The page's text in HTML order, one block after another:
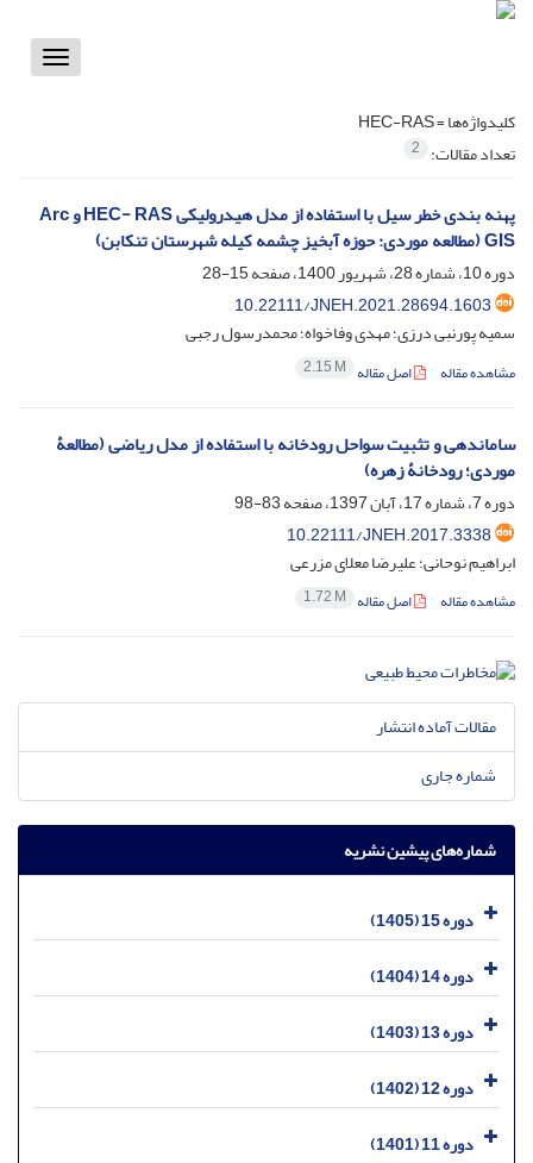
Toggle
کلیدواژه‌ها =HEC-RAS
تعداد مقالات: 2
پهنه بندی خطر سیل با استفاده از مدل هیدرولیکی HEC- RAS و Arc
GIS (مطالعه موردی: حوزه آبخیز چشمه کیله شهرستان تنکابن)
دوره 10، شماره 28، شهریور 1400، صفحه
15-28
10.22111/JNEH.2021.28694.1603
سمیه پورنبی درزی؛ مهدی وفاخواه؛ محمدرسول رجبی
مشاهده مقاله اصل مقاله 2.15 M
ساماندهی و تثبیت سواحل رودخانه با استفاده از مدل ریاضی (مطالعۀ
موردی؛ رودخانۀ زهره)
دوره 7، شماره 17، آبان 1397، صفحه
83-98
10.22111/JNEH.2017.3338
ابراهیم نوحانی؛ علیرضا معلای مزرعی
مشاهده مقاله اصل مقاله 1.72 M
مقالات آماده انتشار
شماره جاری
شماره‌های پیشین نشریه
دوره 15 (1405)
دوره 14 (1404)
دوره 13 (1403)
دوره 12 (1402)
دوره 11 (1401)